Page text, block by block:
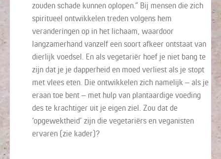
zouden schade kunnen oplopen.” Bij mensen die zich
spiritueel ontwikkelen treden volgens hem
veranderingen op in het lichaam, waardoor
langzamerhand vanzelf een soort afkeer ontstaat van
dierlijk voedsel. En als vegetariër hoef je niet bang te
zijn dat je je dapperheid en moed verliest als je stopt
met vlees eten. Die ontwikkelen zich namelijk – als je
eraan toe bent – met hulp van plantaardige voeding
des te krachtiger uit je eigen ziel. Zou dat de
‘opgewektheid’ zijn die vegetariërs en veganisten
ervaren (zie kader)?